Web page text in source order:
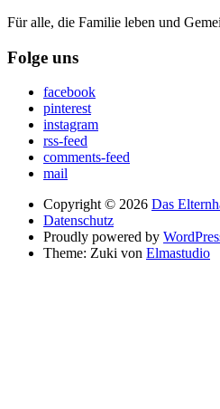
Für alle, die Familie leben und
Folge uns
facebook
pinterest
instagram
rss-feed
comments-feed
mail
Copyright © 2026 Das
Datenschutz
Proudly powered by
Theme: Zuki von Elmastudio